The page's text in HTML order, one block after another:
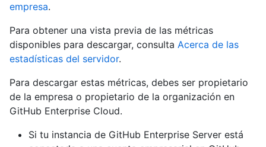
empresa.
Para obtener una vista previa de las métricas
disponibles para descargar, consulta Acerca de las
estadísticas del servidor.
Para descargar estas métricas, debes ser propietario
de la empresa o propietario de la organización en
GitHub Enterprise Cloud.
Si tu instancia de GitHub Enterprise Server está